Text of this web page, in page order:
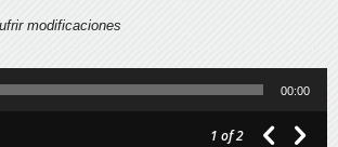
modificaciones
00:00
1 of 2